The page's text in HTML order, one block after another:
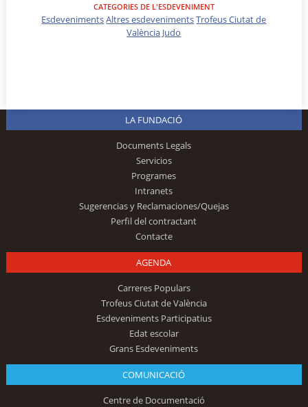
CATEGORIES DE L'ESDEVENIMENT
EsdevenimentsAltres esdevenimentsTrofeus Ciutat de
València Judo
LA FUNDACIÓ
Documents Legals
Servicios
Programes
Intranets
Sugerencias y Reclamaciones/Quejas
Perfil del contractant
Contacte
AGENDA
Carreres Populars
Trofeus Ciutat de València
Esdeveniments Participatius
Edat escolar
Grans Esdeveniments
COMUNICACIÓ
Centre de Documentació